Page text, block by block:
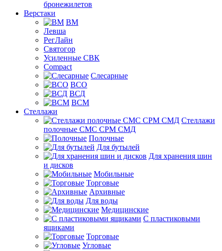
бронежилетов
Верстаки
ВМ
Левша
РегЛайн
Святогор
Усиленные СВК
Compact
Слесарные
ВСО
ВСД
ВСМ
Стеллажи
Стеллажи
полочные СМС СРМ СМД
Полочные
Для бутылей
Для хранения шин
и дисков
Мобильные
Торговые
Архивные
Для воды
Медицинские
С пластиковыми
ящиками
Торговые
Угловые